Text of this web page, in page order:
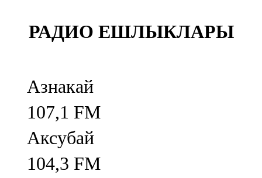
РАДИО ЕШЛЫКЛАРЫ
Азнакай
107,1 FM
Аксубай
104,3 FM